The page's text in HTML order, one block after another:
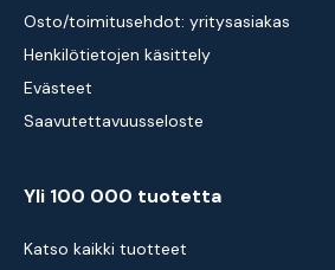
Osto/toimitusehdot: yritysasiakas
Henkilötietojen käsittely
Evästeet
Saavutettavuusseloste
Yli 100 000 tuotetta
Katso kaikki tuotteet